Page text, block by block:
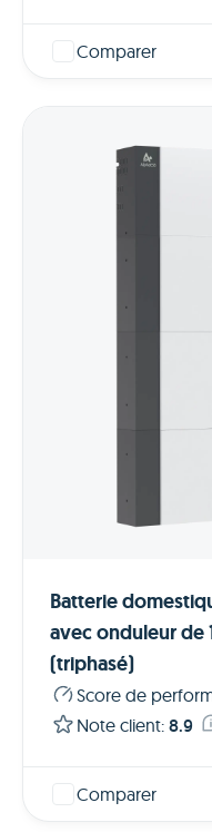
Comparer
Batterie
avec onduleur de
(triphasé)
Score de
Note client: 8.9
Comparer